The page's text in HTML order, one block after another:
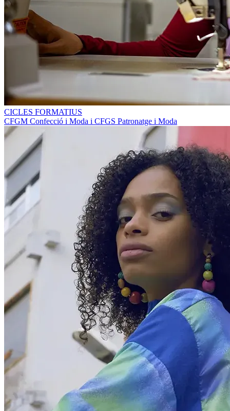
CICLES FORMATIUS
CFGM Confecció i Moda i CFGS Patronatge i Moda